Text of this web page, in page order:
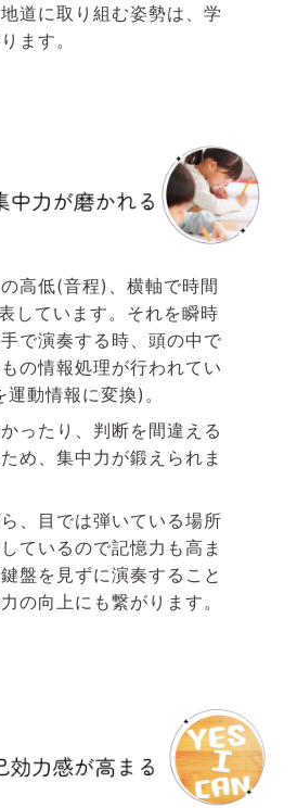
道に取り組む姿勢は、学
ます。
高低(音程)、横軸で時間
しています。それを瞬時
で演奏する時、頭の中で
の情報処理が行われてい
動情報に変換)。
ったり、判断を間違える
め、集中力が鍛えられま
、目では弾いている場所
ているので記憶力も高ま
盤を見ずに演奏すること
の向上にも繋がります。